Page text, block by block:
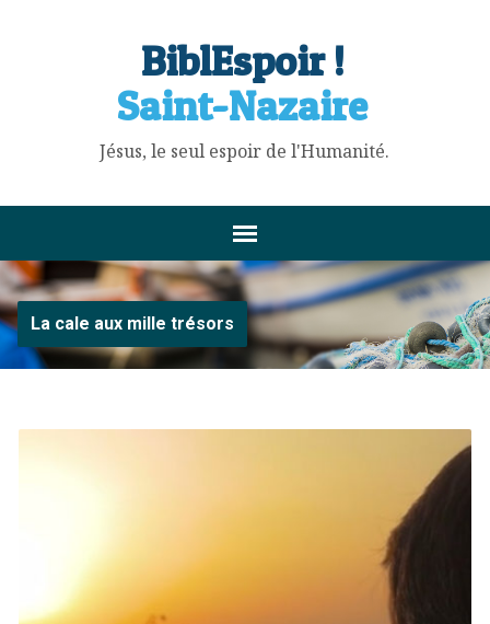
BiblEspoir !
Saint-Nazaire
Jésus, le seul espoir de l'Humanité.
La cale aux mille trésors